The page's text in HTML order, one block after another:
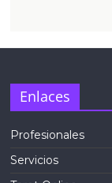
Enlaces
Profesionales
Servicios